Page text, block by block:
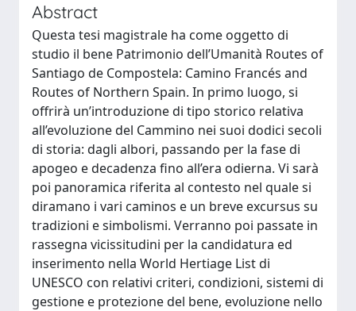
Abstract
Questa tesi magistrale ha come oggetto di
studio il bene Patrimonio dell’Umanità Routes of
Santiago de Compostela: Camino Francés and
Routes of Northern Spain. In primo luogo, si
offrirà un’introduzione di tipo storico relativa
all’evoluzione del Cammino nei suoi dodici secoli
di storia: dagli albori, passando per la fase di
apogeo e decadenza fino all’era odierna. Vi sarà
poi panoramica riferita al contesto nel quale si
diramano i vari caminos e un breve excursus su
tradizioni e simbolismi. Verranno poi passate in
rassegna vicissitudini per la candidatura ed
inserimento nella World Hertiage List di
UNESCO con relativi criteri, condizioni, sistemi di
gestione e protezione del bene, evoluzione nello